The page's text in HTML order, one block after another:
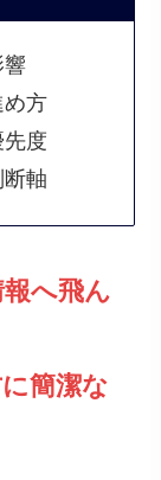
響
め方
先度
断軸
へ飛ん
簡潔な